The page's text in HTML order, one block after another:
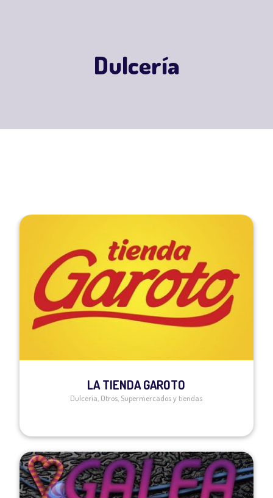
Dulcería
LA TIENDA GAROTO
Dulcería, Otros,Supermercados y tiendas